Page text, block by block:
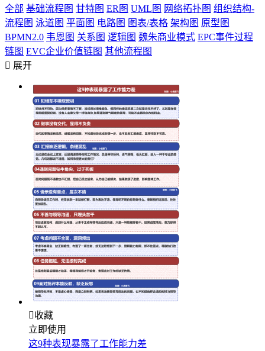
全部 基础流程图 甘特图 ER图 UML图 网络拓扑图 组织结构-
流程图 泳道图 平面图 电路图 图表/表格 架构图 原型图
BPMN2.0 韦恩图 关系图 逻辑图 魏朱商业模式 EPC事件过程
链图 EVC企业价值链图 其他流程图
 展开
收藏
立即使用
这9种表现暴露了工作能力差